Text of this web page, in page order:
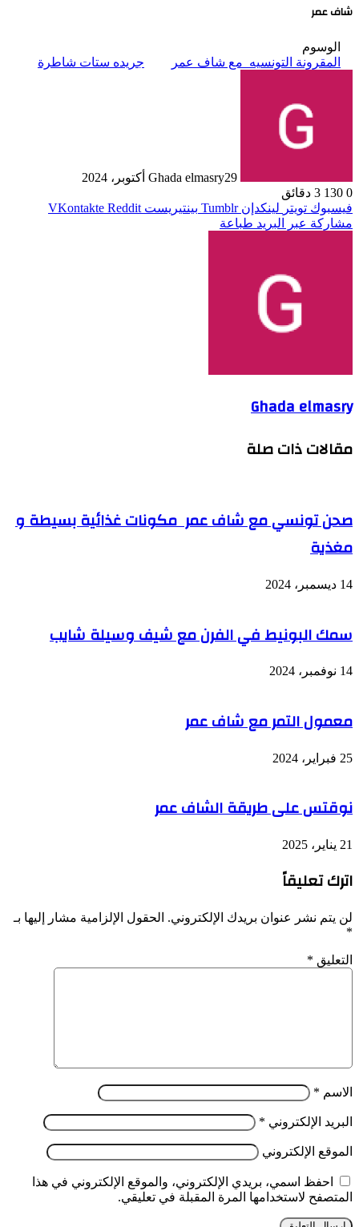
شاف عمر
الوسوم
المقرونة التونسيه مع شاف عمر
جريده ستات شاطرة
Ghada elmasry29 أكتوبر، 2024
0
3 دقائق
فيسبوك تويتر لينكدإن بينتيريست
مشاركة عبر البريد طباعة
Ghada elmasry
مقالات ذات صلة
صحن تونسي مع شاف عمر مكونات غذائية بسيطة و
مغذية
14 ديسمبر، 2024
سمك البونيط في الفرن مع شيف وسيلة شايب
14 نوفمبر، 2024
معمول التمر مع شاف عمر
25 فبراير، 2024
نوقتس على طريقة الشاف عمر
21 يناير، 2025
اترك تعليقاً
لن يتم نشر عنوان بريدك الإلكتروني. الحقول الإلزامية مشار إليها بـ
*
التعليق *
الاسم *
البريد الإلكتروني *
الموقع الإلكتروني
احفظ اسمي، بريدي الإلكتروني، والموقع الإلكتروني في هذا
المتصفح لاستخدامها المرة المقبلة في تعليقي.